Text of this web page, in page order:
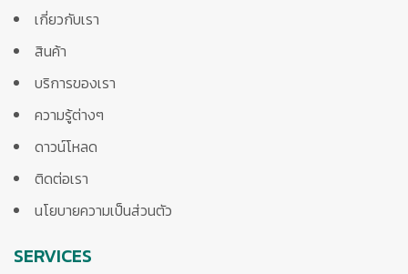
เกี่ยวกับเรา
สินค้า
บริการของเรา
ความรู้ต่างๆ
ดาวน์โหลด
ติดต่อเรา
นโยบายความเป็นส่วนตัว
SERVICES